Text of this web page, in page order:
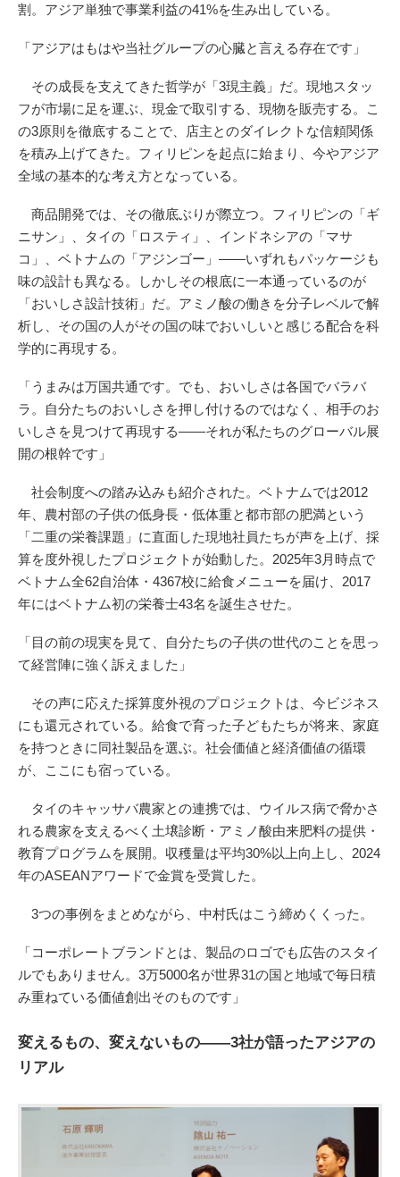
割。アジア単独で事業利益の41%を生み出している。
「アジアはもはや当社グループの心臓と言える存在です」
その成長を支えてきた哲学が「3現主義」だ。現地スタッ
フが市場に足を運ぶ、現金で取引する、現物を販売する。こ
の3原則を徹底することで、店主とのダイレクトな信頼関係
を積み上げてきた。フィリピンを起点に始まり、今やアジア
全域の基本的な考え方となっている。
商品開発では、その徹底ぶりが際立つ。フィリピンの「ギ
ニサン」、タイの「ロスティ」、インドネシアの「マサ
コ」、ベトナムの「アジンゴー」——いずれもパッケージも
味の設計も異なる。しかしその根底に一本通っているのが
「おいしさ設計技術」だ。アミノ酸の働きを分子レベルで解
析し、その国の人がその国の味でおいしいと感じる配合を科
学的に再現する。
「うまみは万国共通です。でも、おいしさは各国でバラバ
ラ。自分たちのおいしさを押し付けるのではなく、相手のお
いしさを見つけて再現する——それが私たちのグローバル展
開の根幹です」
社会制度への踏み込みも紹介された。ベトナムでは2012
年、農村部の子供の低身長・低体重と都市部の肥満という
「二重の栄養課題」に直面した現地社員たちが声を上げ、採
算を度外視したプロジェクトが始動した。2025年3月時点で
ベトナム全62自治体・4367校に給食メニューを届け、2017
年にはベトナム初の栄養士43名を誕生させた。
「目の前の現実を見て、自分たちの子供の世代のことを思っ
て経営陣に強く訴えました」
その声に応えた採算度外視のプロジェクトは、今ビジネス
にも還元されている。給食で育った子どもたちが将来、家庭
を持つときに同社製品を選ぶ。社会価値と経済価値の循環
が、ここにも宿っている。
タイのキャッサバ農家との連携では、ウイルス病で脅かさ
れる農家を支えるべく土壌診断・アミノ酸由来肥料の提供・
教育プログラムを展開。収穫量は平均30%以上向上し、2024
年のASEANアワードで金賞を受賞した。
3つの事例をまとめながら、中村氏はこう締めくくった。
「コーポレートブランドとは、製品のロゴでも広告のスタイ
ルでもありません。3万5000名が世界31の国と地域で毎日積
み重ねている価値創出そのものです」
変えるもの、変えないもの――3社が語ったアジアの
リアル